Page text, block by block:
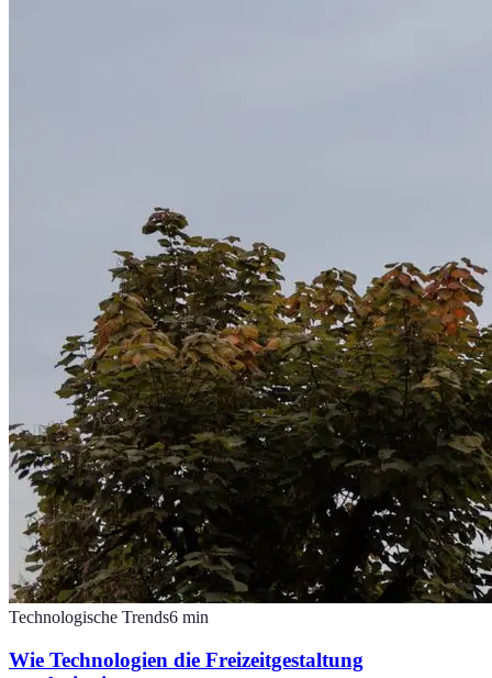
Technologische Trends6 min
Wie Technologien die Freizeitgestaltung